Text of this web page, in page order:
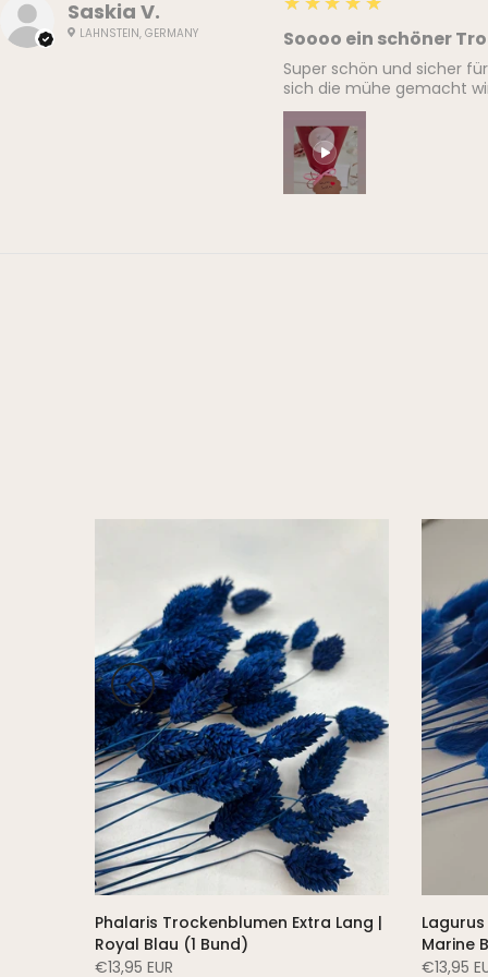
Saskia V.
LAHNSTEIN, GERMANY Soooo ein schöner
Super schön und sicher
sich die mühe gemacht
Phalaris Trockenblumen Extra Lang |
Royal Blau (1 Bund)
€13,95 EUR
Marine
€13,95